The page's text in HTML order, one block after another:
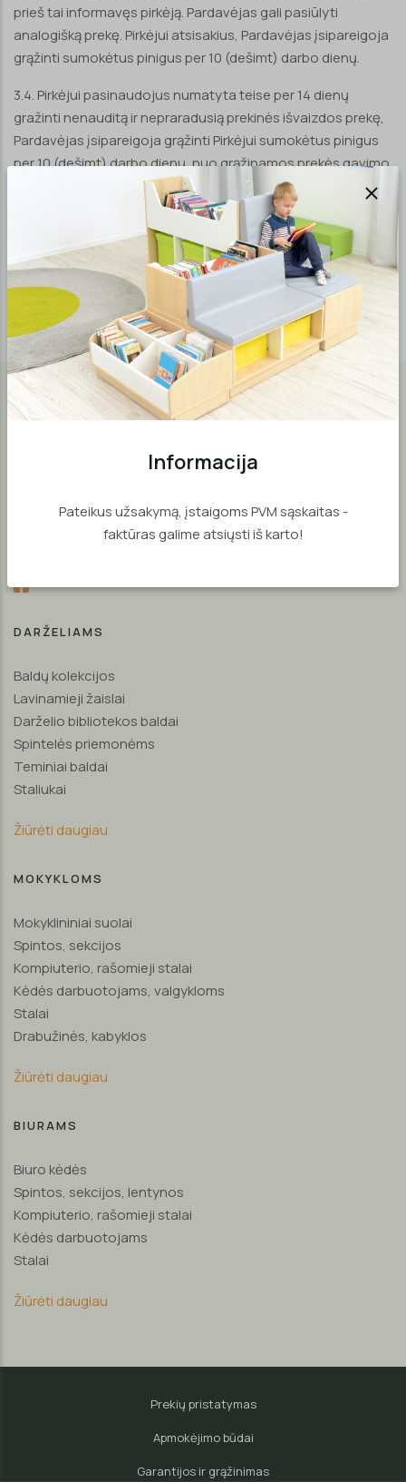
prieš tai informavęs pirkėją. Pardavėjas gali pasiūlyti
analogišką prekę. Pirkėjui atsisakius, Pardavėjas įsipareigoja
grąžinti sumokėtus pinigus per 10 (dešimt) darbo dienų.
3.4. Pirkėjui pasinaudojus numatyta teise per 14 dienų
gražinti nenauditą ir nepraradusią prekinės išvaizdos prekę,
Pardavėjas įsipareigoja grąžinti Pirkėjui sumokėtus pinigus
per 10 (dešimt) darbo dienų, nuo grąžinamos prekės gavimo
3.5. Pardavėjas gali negrąžinti Pirkėjui jo sumokėtos pinigų
sumos tol, kol prekės negrąžintos Pardavėjui arba kol
Pirkėjas pateikia įrodymą, kad prekės yra išsiųstos
Pardavėjui, atsižvelgiant į tai, kas įvyksta pirmiau.
Europoje.
DARŽELIAMS
Baldų kolekcijos
Lavinamieji žaislai
Darželio bibliotekos baldai
Spintelės priemonėms
Teminiai baldai
Staliukai
Žiūrėti daugiau
MOKYKLOMS
Mokyklininiai suolai
Spintos, sekcijos
Kompiuterio, rašomieji stalai
Kėdės darbuotojams, valgykloms
Stalai
Drabužinės, kabyklos
Žiūrėti daugiau
BIURAMS
Biuro kėdės
Spintos, sekcijos, lentynos
Kompiuterio, rašomieji stalai
Kėdės darbuotojams
Stalai
Žiūrėti daugiau
Prekių pristatymas
Apmokėjimo būdai
Garantijos ir grąžinimas
Informacija
Pateikus užsakymą, įstaigoms PVM sąskaitas -
faktūras galime atsiųsti iš karto!